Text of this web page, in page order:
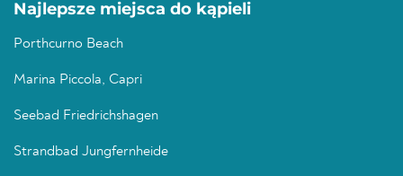
Najlepsze miejsca do kąpieli
Porthcurno Beach
Marina Piccola, Capri
Seebad Friedrichshagen
Strandbad Jungfernheide